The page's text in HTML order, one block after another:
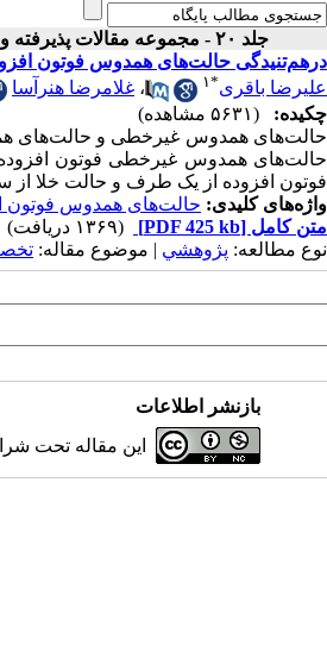
جلد ۲۰ - مجموعه مقالات پذیرفته و ارائه شده در بیستمین کنفرانس اپتیک و فوتونیک ایران
درهم‌تنیدگی حالت‌های همدوس فوتون
علیرضا باقری*۱ ، غلامرضا هنرآسا
چکیده:
(۵۶۳۱ مشاهده)
حالت‌های همدوس غیرخطی و حالت‌های
حالت‌های همدوس غیرخطی فوتون
فوتون افزوده از یک طرف و حالت خلا از
واژه‌های کلیدی: حالت‌های همدوس فوتون
متن کامل [PDF 425 kb]
(۱۳۶۹ دریافت)
نوع مطالعه: پژوهشي | موضوع مقاله:
بازنشر اطلاعات
این مقاله تحت